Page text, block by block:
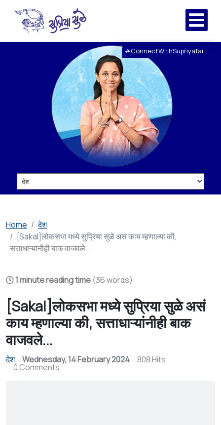
#ConnectWithSupriyaTai
Home
देश
[Sakal]लोकसभा मध्ये सुप्रिया सुळे असं काय म्हणाल्या की,
सत्ताधाऱ्यांनीही बाक वाजवले...
1 minute reading time (36 words)
[Sakal]लोकसभा मध्ये सुप्रिया सुळे असं
काय म्हणाल्या की, सत्ताधाऱ्यांनीही बाक
वाजवले...
देश Wednesday, 14 February 2024 808 Hits
0 Comments